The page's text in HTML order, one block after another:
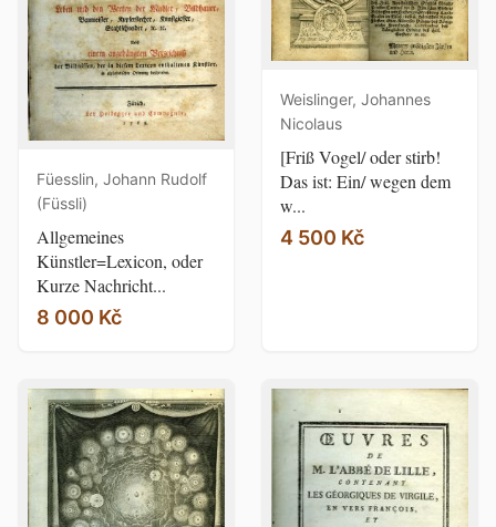
Füesslin, Johann Rudolf
(Füssli)
Allgemeines
Künstler=Lexicon, oder
Kurze Nachricht...
8 000 Kč
Weislinger, Johannes
Nicolaus
[Friß Vogel/ oder stirb!
Das ist: Ein/ wegen dem
w...
4 500 Kč